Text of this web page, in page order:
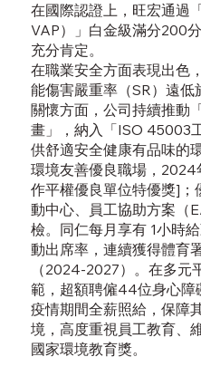
在國際認證上，旺宏通過
VAP）」白金級滿分200
充分肯定。
在職業安全方面表現出色
能傷害嚴重率（SR）遠
關懷方面，公司持續推動
畫」，納入「ISO 45003
供舒適安全健康有品味的
環境友善優良職場，
作平權優良單位特優獎]
動中心、員工協助方案（
檢。同仁每月享有 1小時
動出席率，連續獲得體育
（2024-2027）。在多元
範，超額聘僱44位身心障
疫情期間全薪照給，保障
境，高度重視員工教育、
國家環境教育獎。